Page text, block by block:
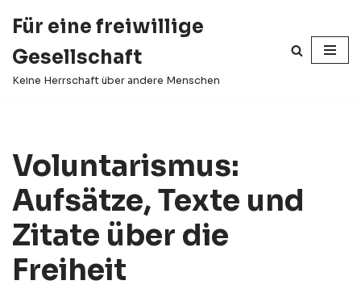
Inhalt
springen
Für eine freiwillige
Gesellschaft
Keine Herrschaft über andere Menschen
Voluntarismus:
Aufsätze, Texte und
Zitate über die
Freiheit